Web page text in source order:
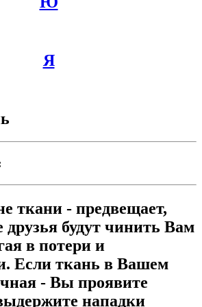
Я
ткани - предвещает,
друзья будут чинить Вам
в потери и
Если ткань в Вашем
- Вы проявите
нападки